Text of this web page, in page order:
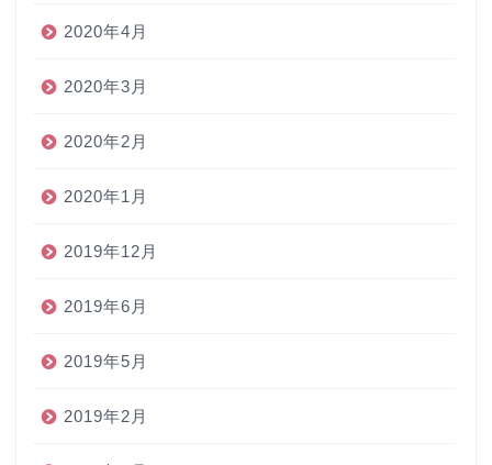
2020年4月
2020年3月
2020年2月
2020年1月
2019年12月
2019年6月
2019年5月
2019年2月